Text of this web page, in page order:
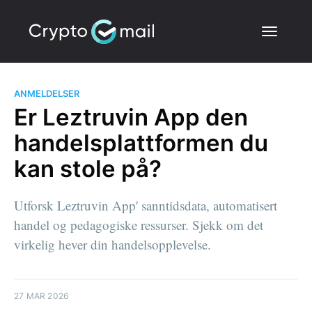
ANMELDELSER
Er Leztruvin App den
handelsplattformen du
kan stole på?
Utforsk Leztruvin App' sanntidsdata, automatisert
handel og pedagogiske ressurser. Sjekk om det
virkelig hever din handelsopplevelse.
27 MAR 2026